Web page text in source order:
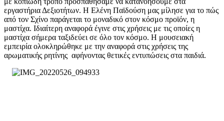
εργαστήρια Δεξιοτήτων. H Ελένη Παϊδούση μας μίλησε για το πώς
από τον Σχίνο παράγεται το μοναδικό στον κόσμο προϊόν, η
μαστίχα. Ιδιαίτερη αναφορά έγινε στις χρήσεις με τις οποίες η
μαστίχα σήμερα ταξιδεύει σε όλο τον κόσμο. Η μουσειακή
εμπειρία ολοκληρώθηκε με την αναφορά στις χρήσεις της
αρωματικής ρητίνης αφήνοντας θετικές εντυπώσεις στα παιδιά.